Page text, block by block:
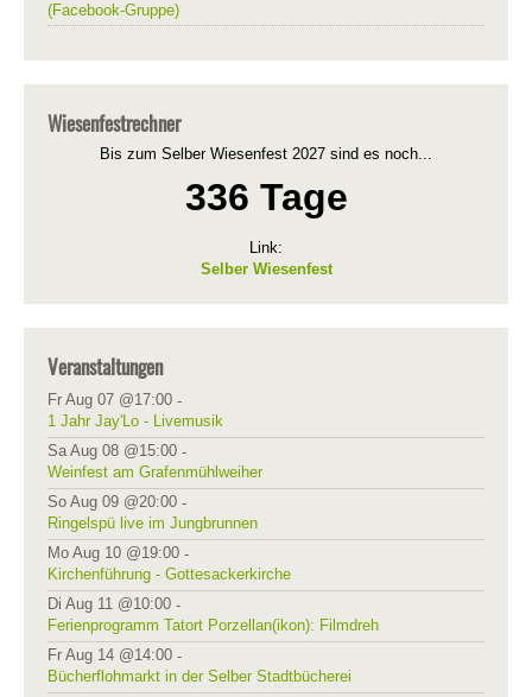
(Facebook-Gruppe)
Wiesenfestrechner
Bis zum Selber Wiesenfest 2027 sind es noch...
336 Tage
Link:
Selber Wiesenfest
Veranstaltungen
Fr Aug 07 @17:00 -
1 Jahr Jay'Lo - Livemusik
Sa Aug 08 @15:00 -
Weinfest am Grafenmühlweiher
So Aug 09 @20:00 -
Ringelspü live im Jungbrunnen
Mo Aug 10 @19:00 -
Kirchenführung - Gottesackerkirche
Di Aug 11 @10:00 -
Ferienprogramm Tatort Porzellan(ikon): Filmdreh
Fr Aug 14 @14:00 -
Bücherflohmarkt in der Selber Stadtbücherei